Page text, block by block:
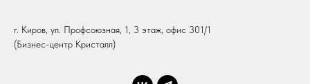
г. Киров, ул. Профсоюзная, 1, 3 этаж, офис 301/1
(Бизнес-центр Кристалл)